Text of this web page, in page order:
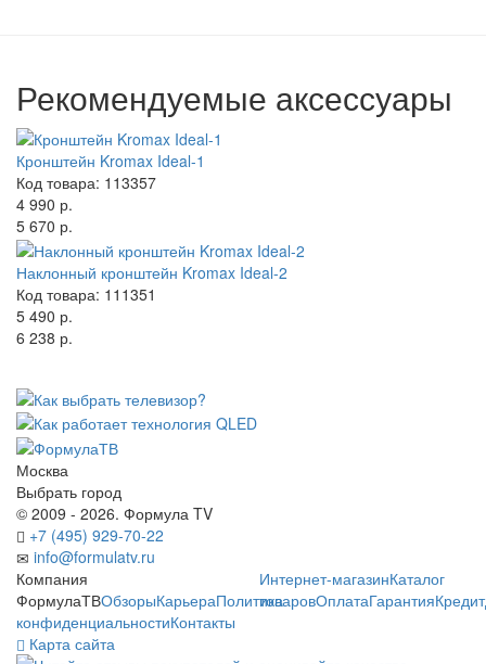
Рекомендуемые аксессуары
Кронштейн Kromax Ideal-1
Код товара: 113357
4 990 р.
5 670 р.
Наклонный кронштейн Kromax Ideal-2
Код товара: 111351
5 490 р.
6 238 р.
Москва
Выбрать город
© 2009 - 2026. Формула TV
+7 (495) 929-70-22
info@formulatv.ru
Компания
ФормулаТВОбзорыКарьераПолитика
конфиденциальностиКонтакты
Интернет-магазинКаталог
товаровОплатаГарантияКредит
Карта сайта